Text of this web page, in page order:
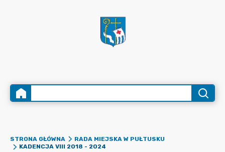
STRONA GŁÓWNA
RADA MIEJSKA W PUŁTUSKU
KADENCJA VIII 2018 - 2024